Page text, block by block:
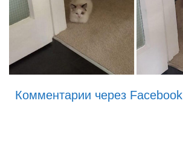
Комментарии через Facebook